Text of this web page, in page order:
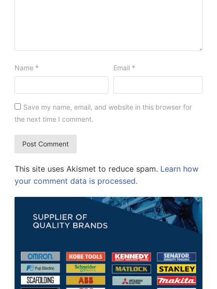
Name * Email *
Save my name, email, and website in this browser for
the next time I comment.
This site uses Akismet to reduce spam. Learn how
your comment data is processed.